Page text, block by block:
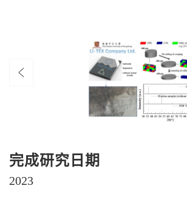
完成研究日期
2023